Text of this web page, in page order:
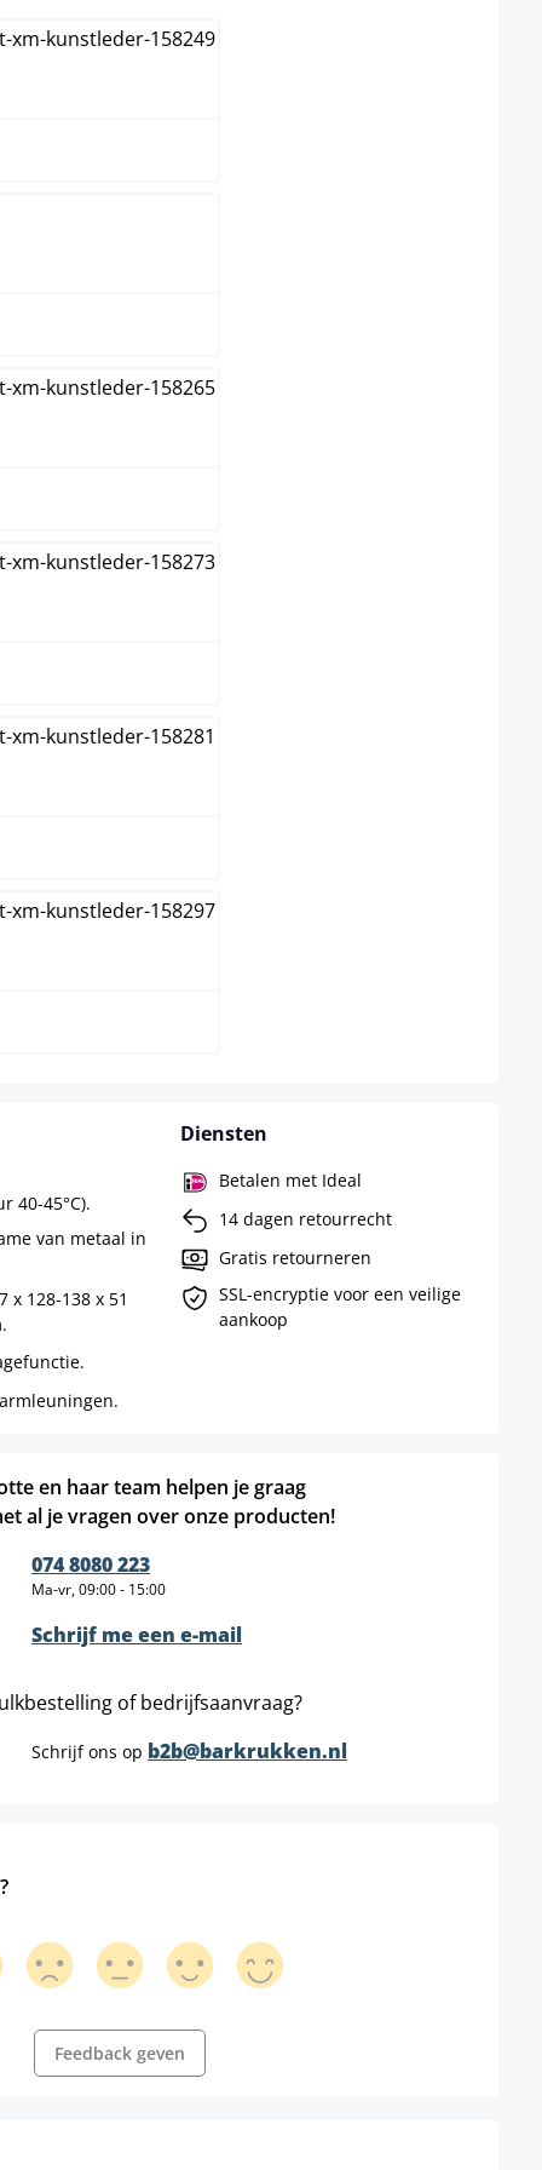
40-45°C).
van metaal in
x 128-138 x 51
Diensten
Betalen met Ideal
14 dagen retourrecht
Gratis retourneren
SSL-encryptie voor een veilige
aankoop
en haar team helpen je graag
al je vragen over onze producten!
074 8080 223
Ma-vr, 09:00 - 15:00
Schrijf me een e-mail
of bedrijfsaanvraag?
Schrijf ons op b2b@barkrukken.nl
Feedback geven